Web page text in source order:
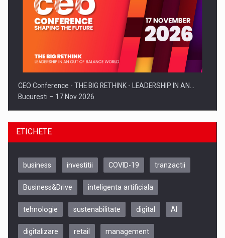
CEO Conference - THE BIG RETHINK - LEADERSHIP IN AN…
Bucuresti – 17 Nov 2026
Be Inspired. Make it Happen!, CLUJ, 9 Decembrie
ETICHETE
business investitii COVID-19 tranzactii
Business&Drive inteligenta artificiala
tehnologie sustenabilitate digital AI
digitalizare retail management